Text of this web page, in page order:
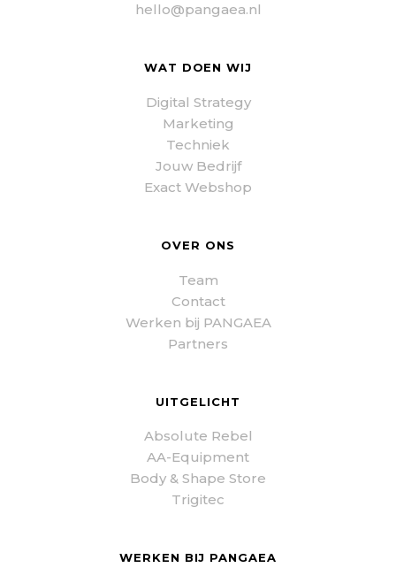
hello@pangaea.nl
WAT DOEN WIJ
Digital Strategy
Marketing
Techniek
Jouw Bedrijf
Exact Webshop
OVER ONS
Team
Contact
Werken bij PANGAEA
Partners
UITGELICHT
Absolute Rebel
AA-Equipment
Body & Shape Store
Trigitec
WERKEN BIJ PANGAEA